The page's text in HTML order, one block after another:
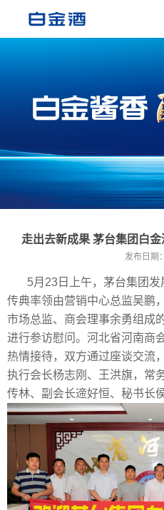
走出去新成果 茅台集团白
发布日期：
5月23日上午，茅台集团
传典率领由营销中心总监吴鹏
市场总监、商会理事余勇组成
进行参访慰问。河北省河南商
热情接待，双方通过座谈交流
执行会长杨志刚、王洪旗，常
传林、副会长遆好恒、秘书长